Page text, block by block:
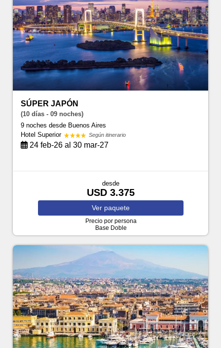
SÚPER JAPÓN
(10 días - 09 noches)
9 nochesdesde Buenos Aires
Hotel Superior
Según itinerario
24 feb-26 al 30 mar-27
desde
USD 3.375
Ver paquete
Precio por persona
Base Doble